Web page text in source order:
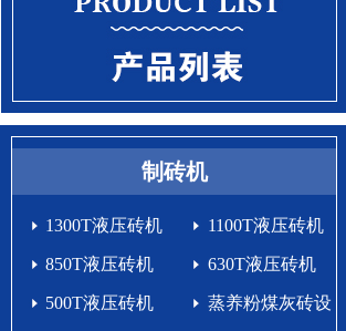
制砖机
1300T液压砖机 1100T液压砖机
850T液压砖机 630T液压砖机
500T液压砖机 蒸养粉煤灰砖设